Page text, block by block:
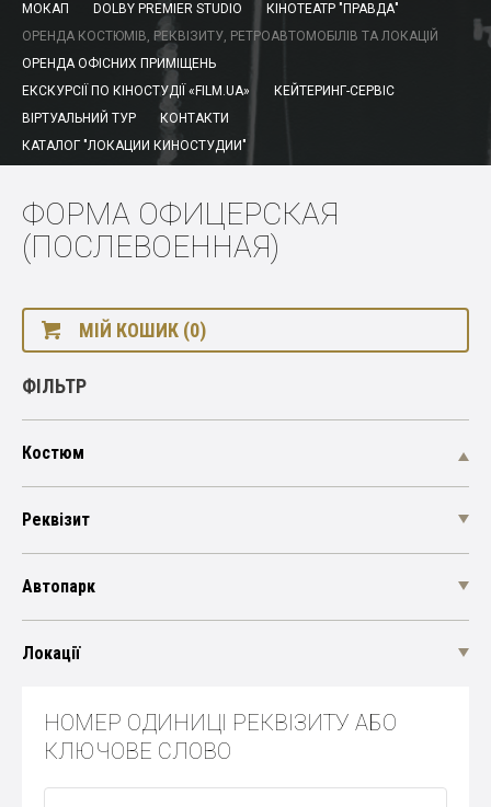
МОКАП
DOLBY PREMIER STUDIO
КІНОТЕАТР "ПРАВДА"
ОРЕНДА КОСТЮМІВ, РЕКВІЗИТУ, РЕТРОАВТОМОБІЛІВ ТА ЛОКАЦІЙ
ОРЕНДА ОФІСНИХ ПРИМІЩЕНЬ
ЕКСКУРСІЇ ПО КІНОСТУДІЇ «FILM.UA»
КЕЙТЕРИНГ-СЕРВІС
ВІРТУАЛЬНИЙ ТУР
КОНТАКТИ
КАТАЛОГ "ЛОКАЦИИ КИНОСТУДИИ"
ФОРМА ОФИЦЕРСКАЯ
(ПОСЛЕВОЕННАЯ)
МІЙ КОШИК (0)
ФІЛЬТР
Костюм
Реквізит
Автопарк
Локації
НОМЕР ОДИНИЦІ РЕКВІЗИТУ АБО
КЛЮЧОВЕ СЛОВО